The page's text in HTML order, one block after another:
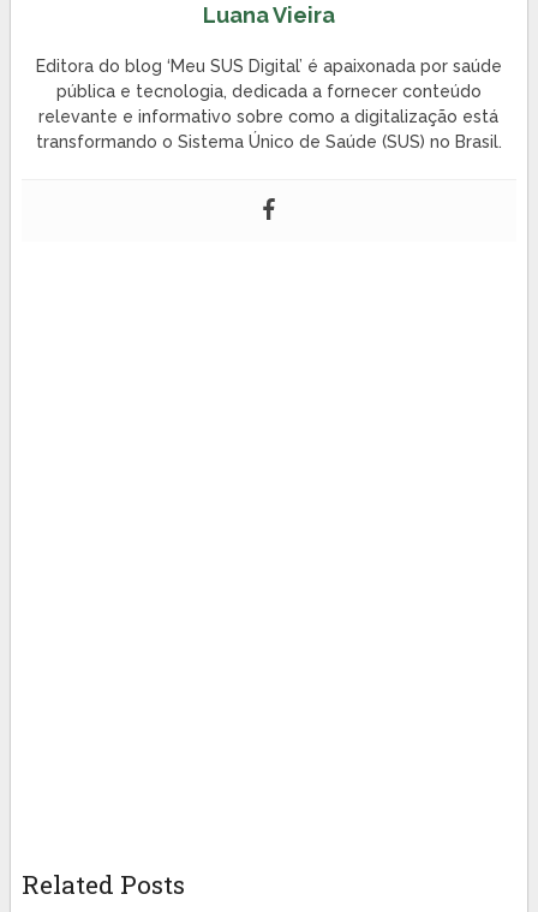
Luana Vieira
Editora do blog ‘Meu SUS Digital’ é apaixonada por saúde
pública e tecnologia, dedicada a fornecer conteúdo
relevante e informativo sobre como a digitalização está
transformando o Sistema Único de Saúde (SUS) no Brasil.
Related Posts